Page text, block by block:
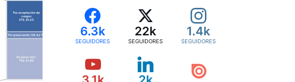
6.3k
SEGUIDORES
22k
SEGUIDORES
1.4k
SEGUIDORES